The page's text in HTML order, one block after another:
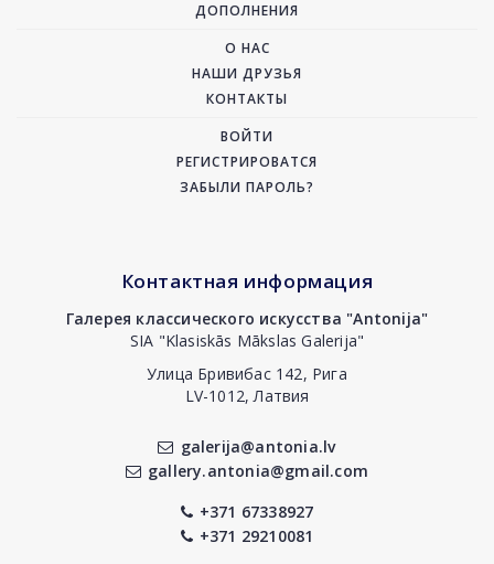
ДОПОЛНЕНИЯ
О НАС
НАШИ ДРУЗЬЯ
КОНТАКТЫ
ВОЙТИ
РЕГИСТРИРОВАТСЯ
ЗАБЫЛИ ПАРОЛЬ?
Контактная информация
Галерея классического искусства "Antonija"
SIA "Klasiskās Mākslas Galerija"
Улица Бривибас 142, Рига
LV-1012, Латвия
galerija@antonia.lv
gallery.antonia@gmail.com
+371 67338927
+371 29210081